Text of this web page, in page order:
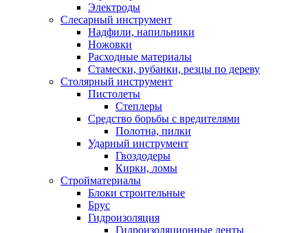
Электроды
Слесарный инструмент
Надфили, напильники
Ножовки
Расходные материалы
Стамески, рубанки, резцы по дереву
Столярный инструмент
Пистолеты
Степлеры
Средство борьбы с вредителями
Полотна, пилки
Ударный инструмент
Гвоздодеры
Кирки, ломы
Стройматериалы
Блоки строительные
Брус
Гидроизоляция
Гидроизоляционные ленты